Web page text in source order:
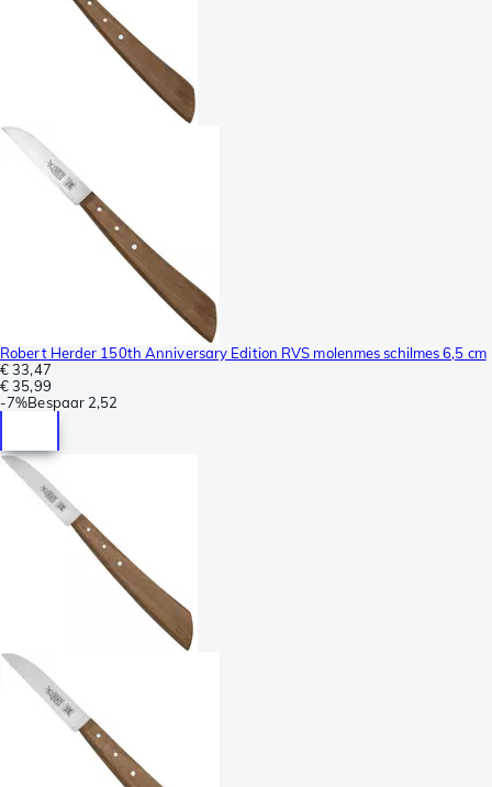
Robert Herder 150th Anniversary Edition RVS molenmes schilmes 6,5 cm
€ 33,47
€ 35,99
-7%Bespaar 2,52